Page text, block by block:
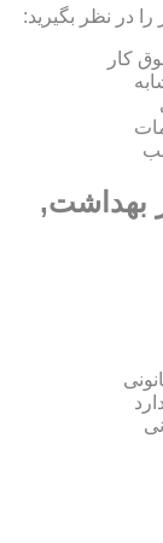
را در نظر بگیرید:
کار
بهداشت,